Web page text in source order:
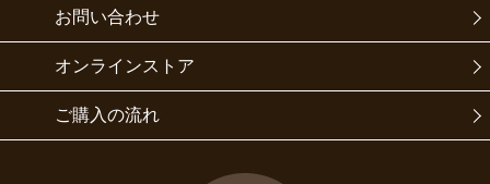
お問い合わせ
オンラインストア
ご購入の流れ